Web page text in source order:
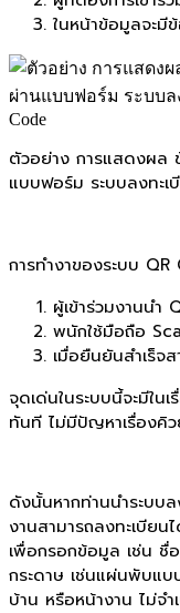
ในหน้าข้อมูลจะมี
ตัวอย่าง การแสดงผล
แบบฟอร์ม ระบบลงทะ
การทำงาของระบบ
ผู้เข้าร่วมงานนำ
พนักใช้มือถือ
เมื่อยืนยันสำเร็จ
จุดเด่นในระบบนี้จะมีใ
ทันที ไม่มีปัญหาเรื่องคิ
ดังนั้นหากท่านนำระบบล
งานสามารถลงทะเบีย
เพื่อกรอกข้อมูล เช่น ชื่
กระดาษ เช่นแผ่นพับแบ
บ้าน หรือหน้างาน ไม่จ